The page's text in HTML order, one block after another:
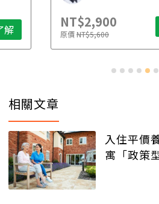
解 NT$2,900
原價NT$5,600
相關文章
入住平價
寓「政策